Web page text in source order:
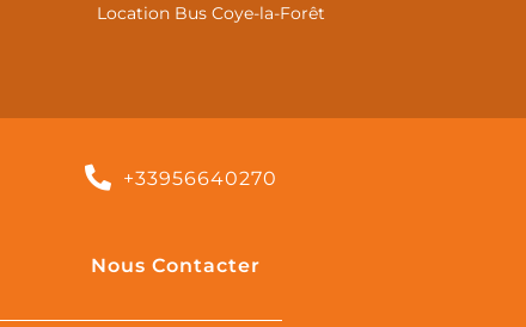
Location Bus Coye-la-Forêt
+33956640270
Nous Contacter